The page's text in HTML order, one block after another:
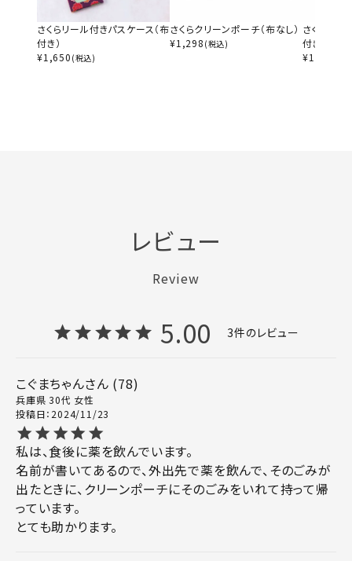
さくらリール付きパスケース（布
付き）
¥1,650 (税込)
さくらクリーンポーチ（布なし）
¥1,298 (税込)
さくらジャ
付き）
¥1,760
レビュー
Review
5.00 3
こぐまちゃん 78
兵庫県 30代 女性
投稿日 2024/11/23
私は、食後に薬を飲んでいます。
名前が書いてあるので、外出先で薬を飲んで、そのごみが
出たときに、クリーンポーチにそのごみをいれて持って帰
っています。
とても助かります。